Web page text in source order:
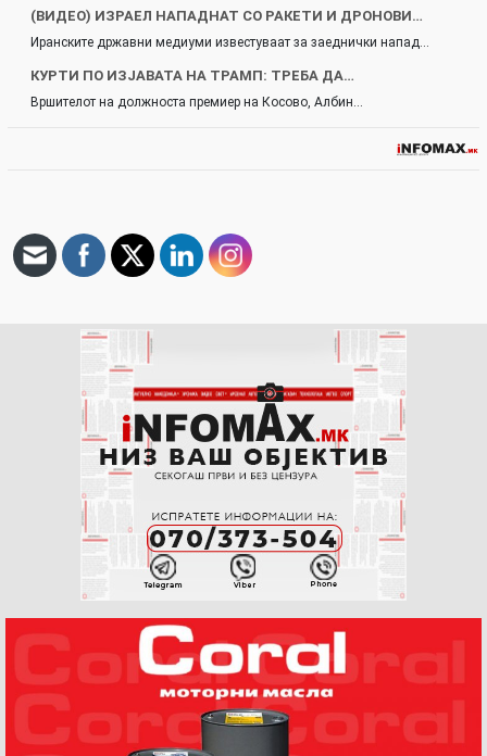
(ВИДЕО) ИЗРАЕЛ НАПАДНАТ СО РАКЕТИ И ДРОНОВИ…
Иранските државни медиуми известуваат за заеднички напад…
КУРТИ ПО ИЗЈАВАТА НА ТРАМП: ТРЕБА ДА…
Вршителот на должноста премиер на Косово, Албин…